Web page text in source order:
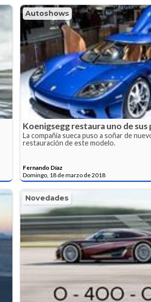
Autoshows
Koenigsegg restaura uno de sus
La compañía sueca puso a soñar de
restauración de este modelo.
Fernando Díaz
Domingo, 18 de marzo de 2018
Novedades